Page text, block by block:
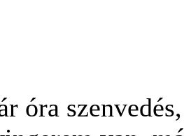
óra